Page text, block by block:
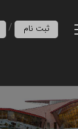
/ ثبت نام